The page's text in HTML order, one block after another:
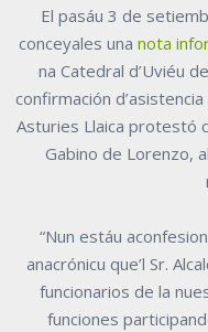
El pasáu 3 de
conceyales una nota
na Catedral d’Uviéu
confirmación
Asturies Llaica protestó
Gabino de Lorenzo,
“Nun estáu
anacrónicu que’l Sr.
funcionarios de la
funciones